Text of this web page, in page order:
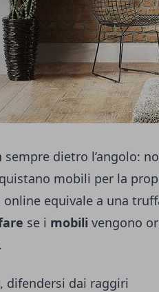
sempre dietro l’angolo:
mobili per la
online equivale a una
se i mobili vengono
difendersi dai raggiri